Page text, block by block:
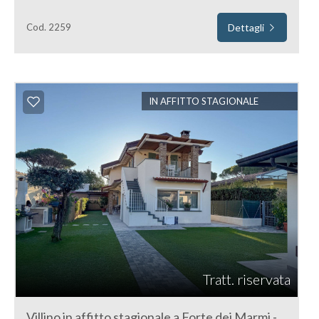
Cod. 2259 Dettagli
IN AFFITTO STAGIONALE
Tratt. riservata